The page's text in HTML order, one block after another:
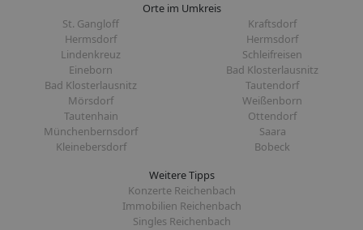
Orte im Umkreis
St. Gangloff
Kraftsdorf
Hermsdorf
Hermsdorf
Lindenkreuz
Schleifreisen
Eineborn
Bad Klosterlausnitz
Bad Klosterlausnitz
Tautendorf
Mörsdorf
Weißenborn
Tautenhain
Ottendorf
Münchenbernsdorf
Saara
Kleinebersdorf
Bobeck
Weitere Tipps
Konzerte Reichenbach
Immobilien Reichenbach
Singles Reichenbach